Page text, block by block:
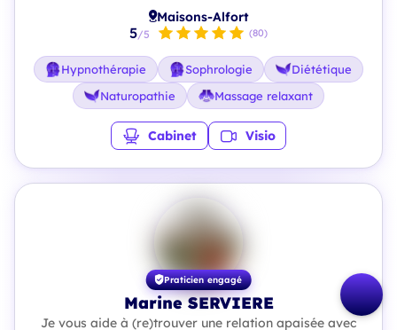
Maisons-Alfort
5/5 (80)
Hypnothérapie Sophrologie
Diététique
Naturopathie
Massage relaxant
Cabinet Visio
Praticien engagé
Marine SERVIERE
Je vous aide à (re)trouver une relation apaisée avec